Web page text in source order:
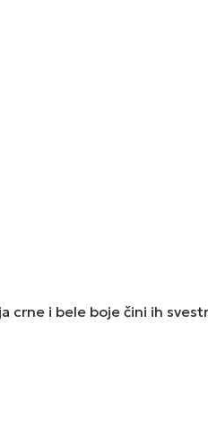
crne i bele boje čini ih